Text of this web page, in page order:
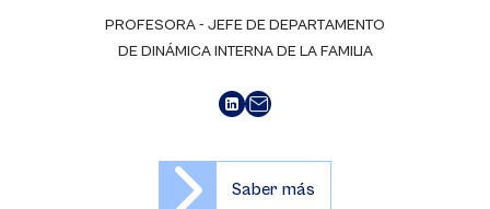
PROFESORA - JEFE DE DEPARTAMENTO
DE DINÁMICA INTERNA DE LA FAMILIA
Saber más